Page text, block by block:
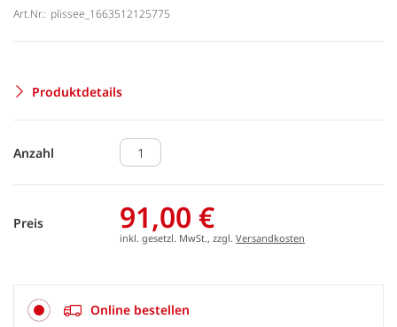
Art.Nr.: plissee_1663512125775
Produktdetails
Anzahl
Preis 91,00 €
inkl. gesetzl. MwSt., zzgl. Versandkosten
Online bestellen